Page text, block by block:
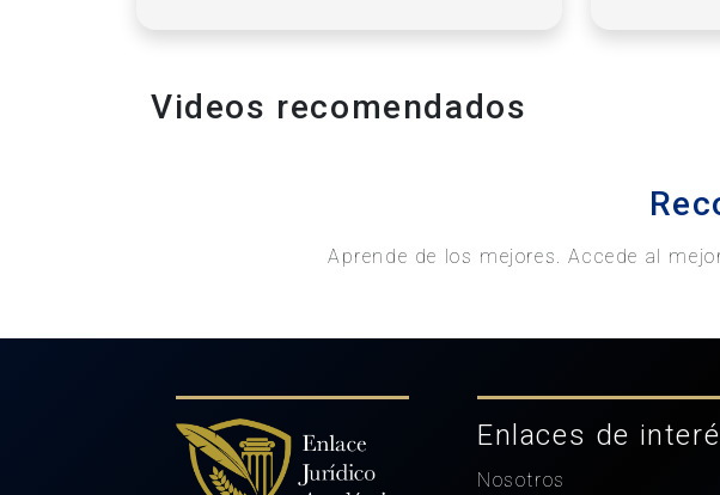
Videos recomendados
Aprende de los mejores. Accede al
Enlaces de
Nosotros